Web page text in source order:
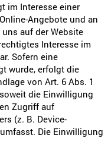
im Interesse einer
Angebote und an
auf der Website
Interesse im
Sofern eine
wurde, erfolgt die
von Art. 6 Abs. 1
soweit die Einwilligung
Zugriff auf
(z. B. Device-
Die Einwilligung